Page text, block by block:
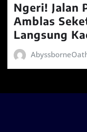
Ngeri! Jalan
Amblas
Langsung